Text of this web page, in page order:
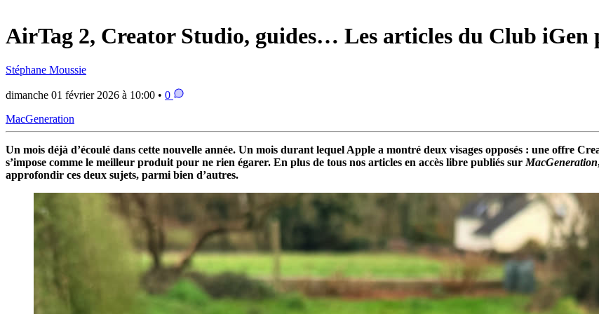
AirTag 2, Creator Studio, guides… Les articles du Club iGen
Stéphane Moussie
dimanche 01 février 2026 à 10:00 • 0
MacGeneration
Un mois déjà d’écoulé dans cette nouvelle année. Un mois durant lequel Apple a montré deux visages opposés : une offre
s’impose comme le meilleur produit pour ne rien égarer. En plus de tous nos articles en accès libre publiés sur MacGeneration
approfondir ces deux sujets, parmi bien d’autres.